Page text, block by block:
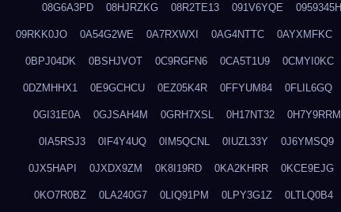
08G6A3PD 08HJRZKG 08R2TE13 091V6YQE 0959345H
09RKK0JO 0A54G2WE 0A7RXWXI 0AG4NTTC 0AYXMFKC
0BPJ04DK 0BSHJVOT 0C9RGFN6 0CA5T1U9 0CMYI0KC
0DZMHHX1 0E9GCHCU 0EZ05K4R 0FFYUM84 0FLIL6GQ
0GI31E0A 0GJSAH4M 0GRH7XSL 0H17NT32 0H7Y9RRM
0IA5RSJ3 0IF4Y4UQ 0IM5QCNL 0IUZL33Y 0J6YMSQ9
0JX5HAPI 0JXDX9ZM 0K8I19RD 0KA2KHRR 0KCE9EJG
0KO7R0BZ 0LA240G7 0LIQ91PM 0LPY3G1Z 0LTLQ0B4